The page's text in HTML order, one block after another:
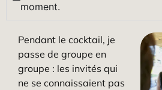
moment.
Pendant le cocktail, je
passe de groupe en
groupe : les invités qui
ne se connaissaient pas